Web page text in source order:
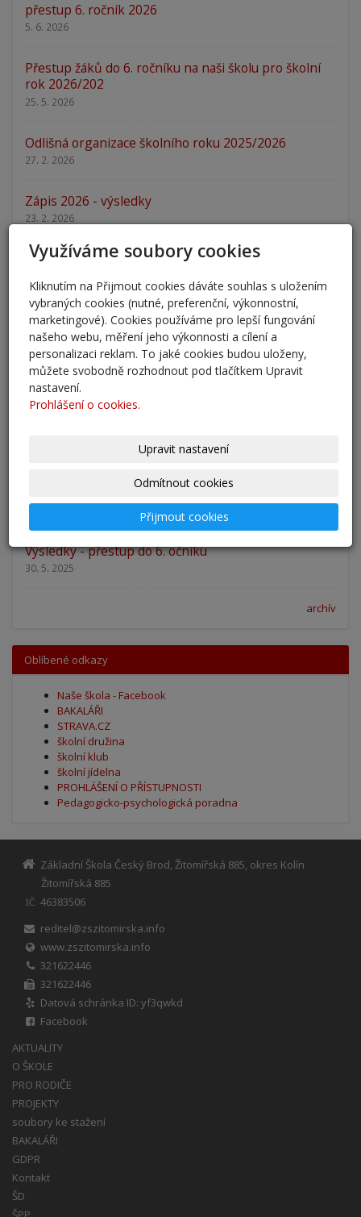
přestup 6. ročník 2026
5. 6. 2026
Přestup žáků do 6. ročníku na naši školu pro školní
rok 2026/202
25. 5. 2026
Odlišná organizace školního roku 2025/2026
27. 2. 2026
Zápis 2026 - výsledky
23. 2. 2026
Zápis 2026
Nový školní rok - informace
31. 8. 2025
Pěšky do školy
29. 8. 2025
Zahájení školního roku 2025/2026
Výsledky - přestup do 6. očníku
30. 5. 2025
archív
Oblíbené odkazy
Naše škola - Facebook
BAKALÁŘI
STRAVA.CZ
školní družina
školní klub
školní jídelna
PROHLÁŠENÍ O PŘÍSTUPNOSTI
Pedagogicko-psychologická poradna
Základní Škola Český Brod, Žitomířská 885, okres Kolín
Žitomířská 885
IČ
46383506
reditel@zszitomirska.info
www.zszitomirska.info
321622446
321622446
Datová schránka ID: yf3qwkd
Facebook
AKTUALITY
O ŠKOLE
PRO RODIČE
PROJEKTY
soubory ke stažení
BAKALÁŘI
GDPR
Kontakt
ŠD
Využíváme soubory cookies
Kliknutím na Přijmout cookies dáváte souhlas s uložením
vybraných cookies (nutné, preferenční, výkonnostní,
marketingové). Cookies používáme pro lepší fungování
našeho webu, měření jeho výkonnosti a cílení a
personalizaci reklam. To jaké cookies budou uloženy,
můžete svobodně rozhodnout pod tlačítkem Upravit
nastavení.
Prohlášení o cookies.
Upravit nastavení
Odmítnout cookies
Přijmout cookies